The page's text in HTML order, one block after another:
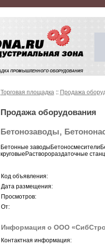
Торговая площадка:: Продажа
Продажа оборудования
Бетонозаводы,
Бетонные
круговыеРастворораздаточные
Код объявления:
Дата размещения:
Просмотров:
От:
Информация о ООО
Контактная информация: